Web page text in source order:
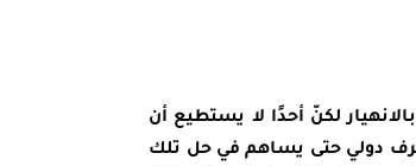
لكنّ أحدًا لا يستطيع أن
دولي حتى يساهم في حل تلك